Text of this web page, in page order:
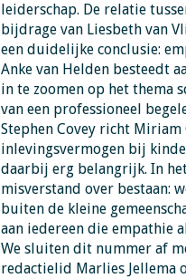
leiderschap. De relatie
bijdrage van Liesbeth van
een duidelijke conclusie:
Anke van Helden besteedt
in te zoomen op het thema
van een professioneel
Stephen Covey richt
inlevingsvermogen bij
daarbij erg belangrijk. In
misverstand over bestaan:
buiten de kleine
aan iedereen die empathie
We sluiten dit nummer af
redactielid Marlies Jellema